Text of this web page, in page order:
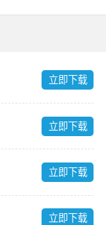
立即下载
立即下载
立即下载
立即下载